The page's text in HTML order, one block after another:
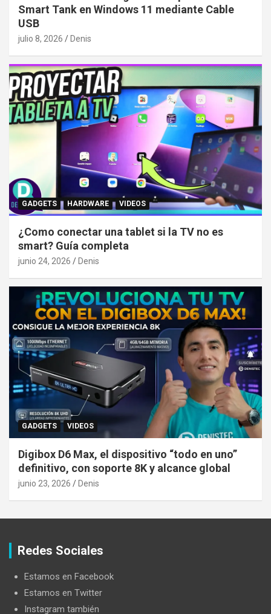
Smart Tank en Windows 11 mediante Cable
USB
julio 8, 2026 Denis
GADGETS HARDWARE VIDEOS
¿Como conectar una tablet si la TV no es
smart? Guía completa
junio 24, 2026 Denis
GADGETS VIDEOS
Digibox D6 Max, el dispositivo “todo en uno”
definitivo, con soporte 8K y alcance global
junio 23, 2026 Denis
Redes Sociales
Estamos en Facebook
Estamos en Twitter
Instagram también